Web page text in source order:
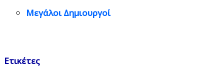
Μεγάλοι Δημιουργοί
Ετικέτες